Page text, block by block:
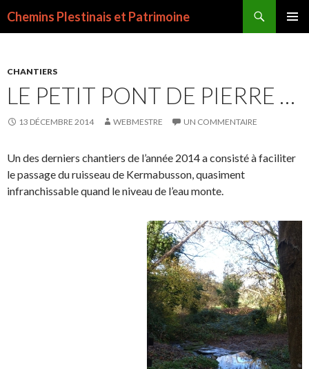
Chemins Plestinais et Patrimoine
PRINCIPAL
CHANTIERS
LE PETIT PONT DE PIERRE …
13 DÉCEMBRE 2014 WEBMESTRE UN COMMENTAIRE
Un des derniers chantiers de l’année 2014 a consisté à faciliter
le passage du ruisseau de Kermabusson, quasiment
infranchissable quand le niveau de l’eau monte.